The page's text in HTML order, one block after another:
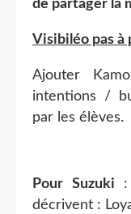
de partager la
Visibiléo pas à
Ajouter
intentions /
par les élèves.
Pour Suzuki :
décrivent :